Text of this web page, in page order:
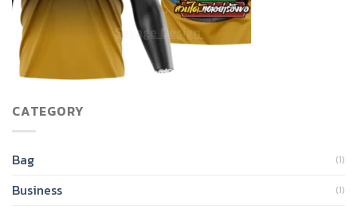
CATEGORY
Bag (1)
Business (1)